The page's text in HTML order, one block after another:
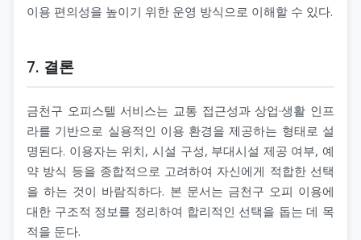
이용 편의성을 높이기 위한 운영 방식으로 이해할 수 있다.
7. 결론
금천구 오피스텔 서비스는 교통 접근성과 상업·생활 인프
라를 기반으로 실용적인 이용 환경을 제공하는 형태로 설
명된다. 이용자는 위치, 시설 구성, 부대시설 제공 여부, 예
약 방식 등을 종합적으로 고려하여 자신에게 적합한 선택
을 하는 것이 바람직하다. 본 문서는 금천구 오피 이용에
대한 구조적 정보를 정리하여 합리적인 선택을 돕는 데 목
적을 둔다.